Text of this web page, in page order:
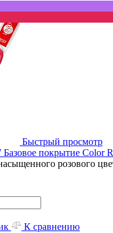
Быстрый просмотр
покрытие Color
розового
К сравнению